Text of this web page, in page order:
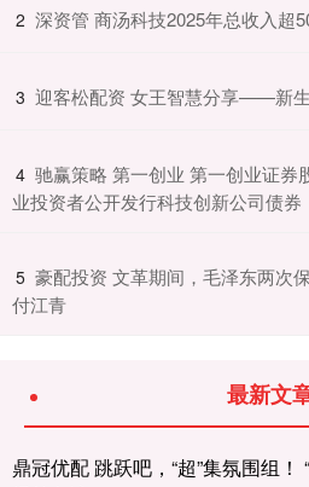
2 深资管 商汤科技2025年总收入超
3 迎客松配资 女王智慧分享——新生
4 驰赢策略 第一创业 第一创业证券
业投资者公开发行科技创新公司债
5 豪配投资 文革期间，毛泽东两次
付江青
最新文
鼎冠优配 跳跃吧，“超”集氛围组！